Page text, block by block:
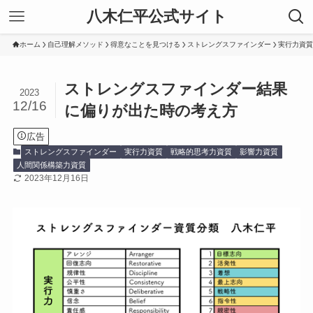
八木仁平公式サイト
ホーム 自己理解メソッド 得意なことを見つける ストレングスファインダー 実行力資質
ストレングスファインダー結果
に偏りが出た時の考え方
2023
12/16
広告
ストレングスファインダー 実行力資質 戦略的思考力資質
影響力資質
人間関係構築力資質
2023年12月16日